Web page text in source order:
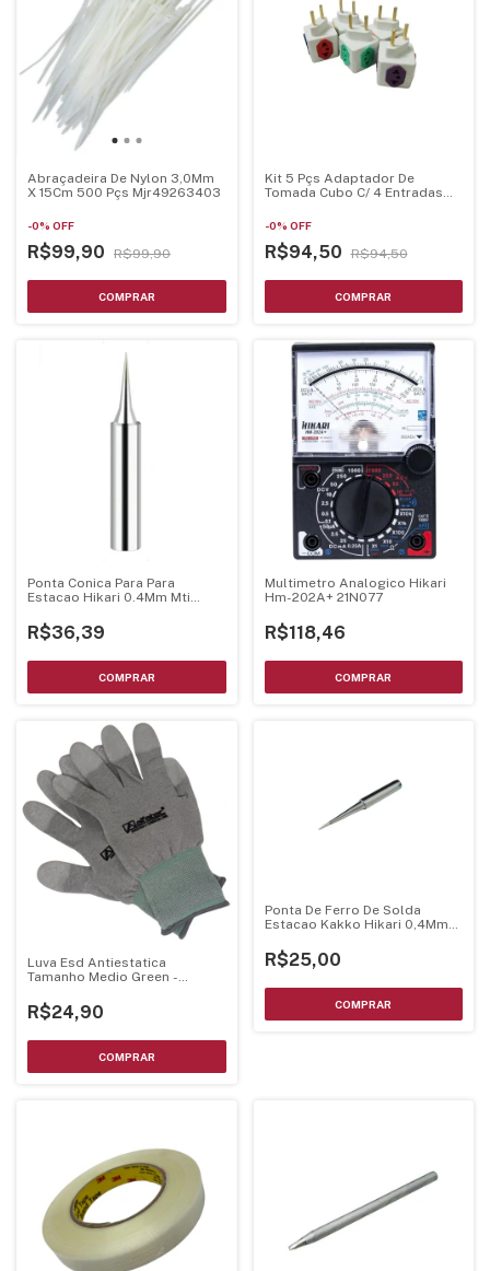
Abraçadeira De Nylon 3,0Mm
X 15Cm 500 Pçs Mjr49263403
-0% OFF
R$99,90 R$99,90
Kit 5 Pçs Adaptador De
Tomada Cubo C/ 4 Entradas
-0% OFF
R$94,50 R$94,50
Ponta Conica Para Para
Estacao Hikari 0.4Mm Mti
R$36,39
Multimetro Analogico Hikari
Hm-202A+ 21N077
R$118,46
Luva Esd Antiestatica
Tamanho Medio Green -
R$24,90
Ponta De Ferro De Solda
Estacao Kakko Hikari 0,4Mm
R$25,00